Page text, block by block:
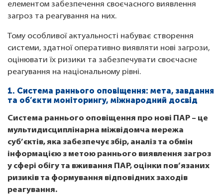
елементом забезпечення своєчасного виявлення
загроз та реагування на них.
Тому особливої актуальності набуває створення
системи, здатної оперативно виявляти нові загрози,
оцінювати їх ризики та забезпечувати своєчасне
реагування на національному рівні.
1. Система раннього оповіщення: мета, завдання
та об’єкти моніторингу, міжнародний досвід
Система раннього оповіщення про нові ПАР – це
мультидисциплінарна міжвідомча мережа
суб’єктів, яка забезпечує збір, аналіз та обмін
інформацією з метою раннього виявлення загроз
у сфері обігу та вживання ПАР, оцінки пов’язаних
ризиків та формування відповідних заходів
реагування.